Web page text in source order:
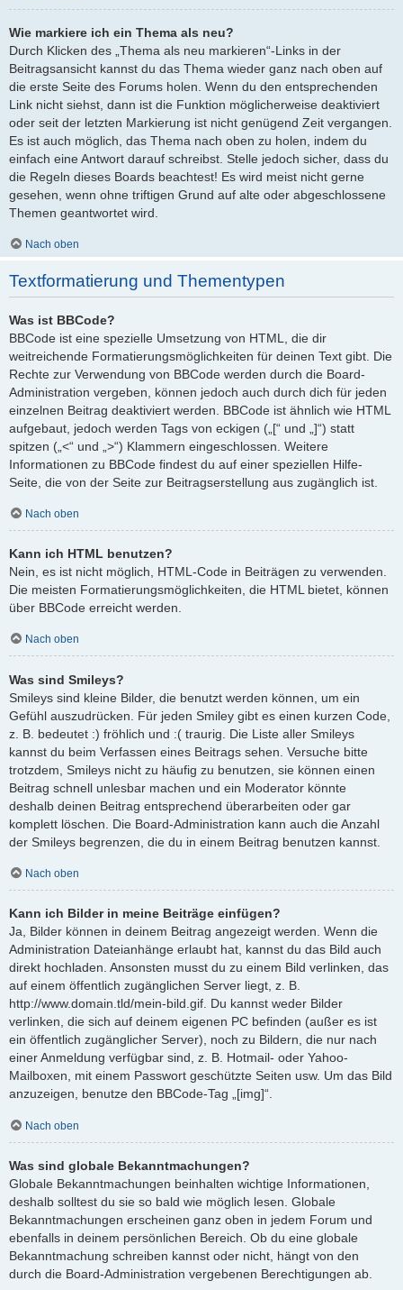
Wie markiere ich ein Thema als neu?
Durch Klicken des „Thema als neu markieren“-Links in der
Beitragsansicht kannst du das Thema wieder ganz nach oben auf
die erste Seite des Forums holen. Wenn du den entsprechenden
Link nicht siehst, dann ist die Funktion möglicherweise deaktiviert
oder seit der letzten Markierung ist nicht genügend Zeit vergangen.
Es ist auch möglich, das Thema nach oben zu holen, indem du
einfach eine Antwort darauf schreibst. Stelle jedoch sicher, dass du
die Regeln dieses Boards beachtest! Es wird meist nicht gerne
gesehen, wenn ohne triftigen Grund auf alte oder abgeschlossene
Themen geantwortet wird.
Nach oben
Textformatierung und Thementypen
Was ist BBCode?
BBCode ist eine spezielle Umsetzung von HTML, die dir
weitreichende Formatierungsmöglichkeiten für deinen Text gibt. Die
Rechte zur Verwendung von BBCode werden durch die Board-
Administration vergeben, können jedoch auch durch dich für jeden
einzelnen Beitrag deaktiviert werden. BBCode ist ähnlich wie HTML
aufgebaut, jedoch werden Tags von eckigen („[“ und „]“) statt
spitzen („<“ und „>“) Klammern eingeschlossen. Weitere
Informationen zu BBCode findest du auf einer speziellen Hilfe-
Seite, die von der Seite zur Beitragserstellung aus zugänglich ist.
Nach oben
Kann ich HTML benutzen?
Nein, es ist nicht möglich, HTML-Code in Beiträgen zu verwenden.
Die meisten Formatierungsmöglichkeiten, die HTML bietet, können
über BBCode erreicht werden.
Nach oben
Was sind Smileys?
Smileys sind kleine Bilder, die benutzt werden können, um ein
Gefühl auszudrücken. Für jeden Smiley gibt es einen kurzen Code,
z. B. bedeutet :) fröhlich und :( traurig. Die Liste aller Smileys
kannst du beim Verfassen eines Beitrags sehen. Versuche bitte
trotzdem, Smileys nicht zu häufig zu benutzen, sie können einen
Beitrag schnell unlesbar machen und ein Moderator könnte
deshalb deinen Beitrag entsprechend überarbeiten oder gar
komplett löschen. Die Board-Administration kann auch die Anzahl
der Smileys begrenzen, die du in einem Beitrag benutzen kannst.
Nach oben
Kann ich Bilder in meine Beiträge einfügen?
Ja, Bilder können in deinem Beitrag angezeigt werden. Wenn die
Administration Dateianhänge erlaubt hat, kannst du das Bild auch
direkt hochladen. Ansonsten musst du zu einem Bild verlinken, das
auf einem öffentlich zugänglichen Server liegt, z. B.
http://www.domain.tld/mein-bild.gif. Du kannst weder Bilder
verlinken, die sich auf deinem eigenen PC befinden (außer es ist
ein öffentlich zugänglicher Server), noch zu Bildern, die nur nach
einer Anmeldung verfügbar sind, z. B. Hotmail- oder Yahoo-
Mailboxen, mit einem Passwort geschützte Seiten usw. Um das Bild
anzuzeigen, benutze den BBCode-Tag „[img]“.
Nach oben
Was sind globale Bekanntmachungen?
Globale Bekanntmachungen beinhalten wichtige Informationen,
deshalb solltest du sie so bald wie möglich lesen. Globale
Bekanntmachungen erscheinen ganz oben in jedem Forum und
ebenfalls in deinem persönlichen Bereich. Ob du eine globale
Bekanntmachung schreiben kannst oder nicht, hängt von den
durch die Board-Administration vergebenen Berechtigungen ab.